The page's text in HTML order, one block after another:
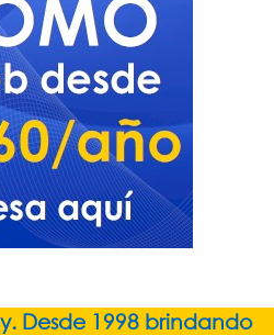
Desde 1998 brindando